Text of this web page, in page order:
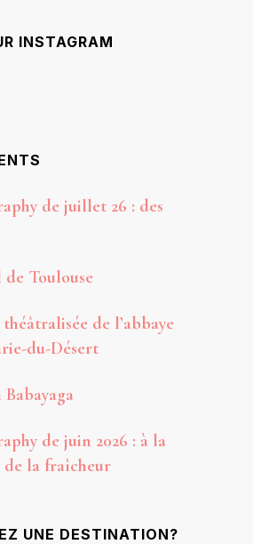
INSTAGRAM
de juillet 26 : des
Toulouse
de l’abbaye
du-Désert
de juin 2026 : à la
de la fraîcheur
UNE DESTINATION?